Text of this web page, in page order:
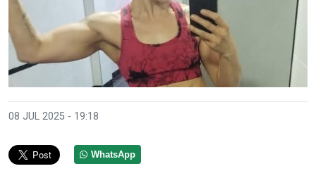
08 JUL 2025 - 19:18
WhatsApp